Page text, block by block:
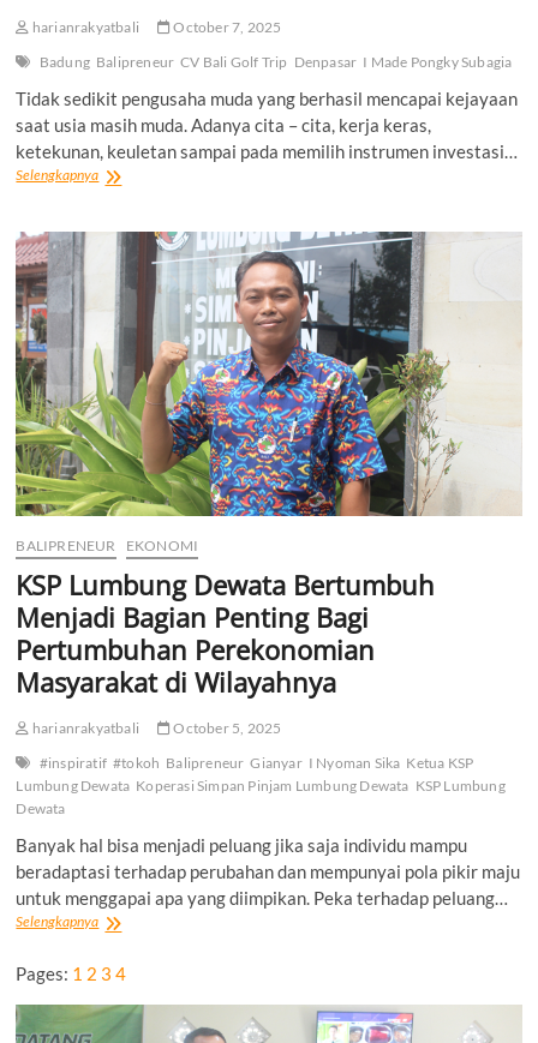
harianrakyatbali
October 7, 2025
Badung Balipreneur CV Bali Golf Trip Denpasar I Made Pongky Subagia
Tidak sedikit pengusaha muda yang berhasil mencapai kejayaan
saat usia masih muda. Adanya cita – cita, kerja keras,
ketekunan, keuletan sampai pada memilih instrumen investasi…
SelengkapnyaMenjadi
Dengan
Kreatifitas
BALIPRENEUR EKONOMI
KSP Lumbung Dewata Bertumbuh
Menjadi Bagian Penting Bagi
Pertumbuhan Perekonomian
Masyarakat di Wilayahnya
harianrakyatbali
October 5, 2025
#inspiratif #tokoh Balipreneur Gianyar I Nyoman Sika Ketua KSP
Lumbung Dewata Koperasi Simpan Pinjam Lumbung Dewata KSP Lumbung
Dewata
Banyak hal bisa menjadi peluang jika saja individu mampu
beradaptasi terhadap perubahan dan mempunyai pola pikir maju
untuk menggapai apa yang diimpikan. Peka terhadap peluang…
SelengkapnyaKSP
Bertumbuh
Menjadi
Bagian
Pages: 1 2 3 4